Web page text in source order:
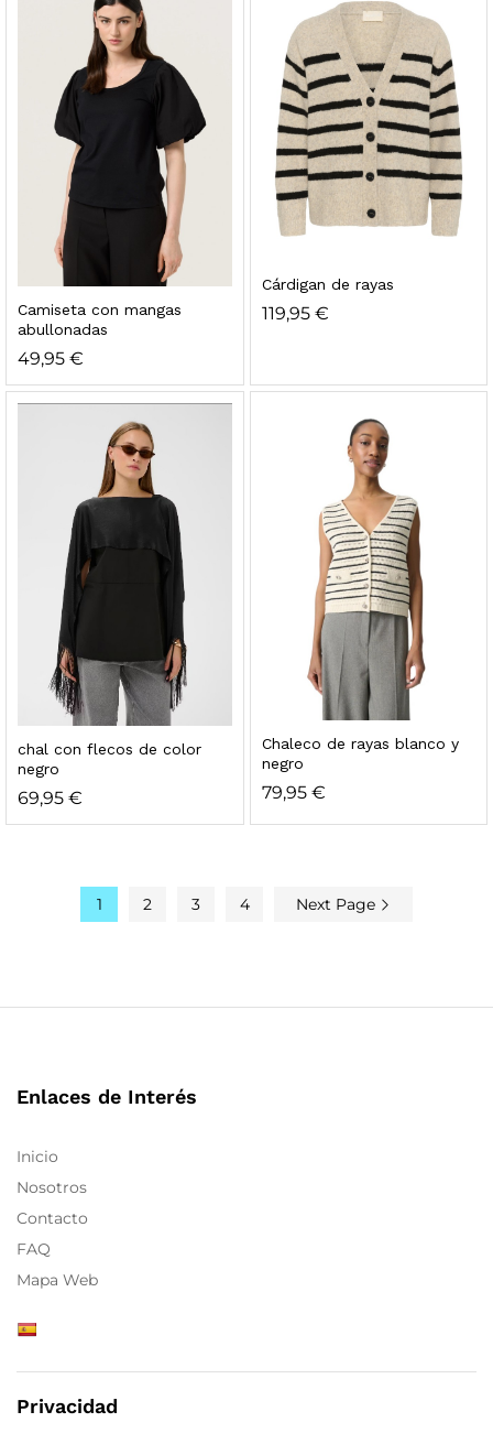
Camiseta con mangas
abullonadas
49,95 €
Cárdigan de rayas
119,95 €
chal con flecos de color
negro
69,95 €
Chaleco de rayas blanco y
negro
79,95 €
1 2 3 4 Next Page
Enlaces de Interés
Inicio
Nosotros
Contacto
FAQ
Mapa Web
Privacidad